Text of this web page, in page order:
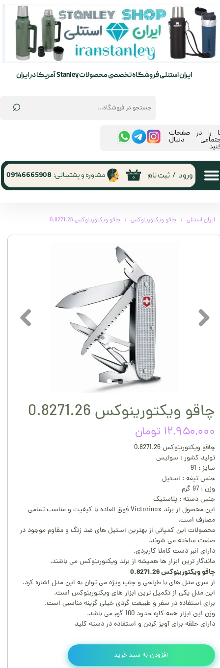
⌕
ایران استنلی فروشگاه تخصصی محصولات Stanley آمریکا در ایران
۰ ورود / ثبت نام
حساب کاربری من
تغییر گذر واژه
مشاوره و پشتیبانی: 09146665908
را در صفحات
دنبال
ایران استنلی چاقو ویکتورینوکس چاقو ویکتورینوکس 0.8271.26
چاقو ویکتورینوکس 0.8271.26
۱۲,۹۵۰,۰۰۰ تومان
چاقو ویکتورینوکس 0.8271.26
تولید کشور : سوئیس
سایز : 91
جنس تیغه : استیل
وزن : 97 گرم
جنس دسته : پلاستیک
این محصول از برند Victorinox فوق العاده با کیفیت و مناسب تمامی
مصارف است.
محصولات این کمپانی از بهترین استیل های ضد زنگ و مقاوم موجود در
صنعت ساخته می شوند.
دارای انبر دست کاملا کاربردی.
ماندگار ترین ابزار ها همیشه از برند ویکتورینوکس می باشند.
چاقو ویکتورینوکس 0.8271.26
از سری مدل های با طراحی و چاپ ویژه می توان به این مدل اشاره کرد.
این مدل یکی از تکمیل ترین ابزار های ویکتورینوکس است.
برای استفاده در سفر و طبیعت گردی خیلی گزینه مناسبی است.
وزن این ابزار همه کاره حدود 100 گرم می باشد.
دارای حلقه برای آویز کردن و استفاده در دسته کلید
افزودن به سبد خرید